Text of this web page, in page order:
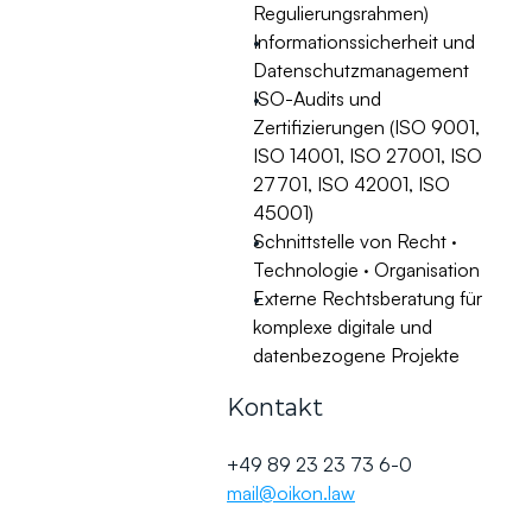
Regulierungsrahmen)
Informationssicherheit und
Datenschutzmanagement
ISO-Audits und
Zertifizierungen (ISO 9001,
ISO 14001, ISO 27001, ISO
27701, ISO 42001, ISO
45001)
Schnittstelle von Recht ·
Technologie · Organisation
Externe Rechtsberatung für
komplexe digitale und
datenbezogene Projekte
Kontakt
+49 89 23 23 73 6-0
mail@oikon.law